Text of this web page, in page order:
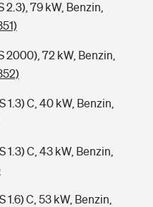
2.3), 79 kW, Benzin,
2000), 72 kW, Benzin,
1.3) C, 40 kW, Benzin,
1.3) C, 43 kW, Benzin,
1.6) C, 53 kW, Benzin,